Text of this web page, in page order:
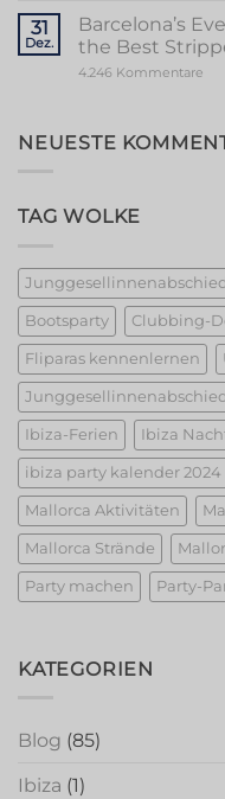
31
Dez.
Barcelona’s
the Best
4.246 Kommentare
the
NEUESTE
TAG WOLKE
Bootsparty Clubbing-
Fliparas kennenlernen
Ibiza-Ferien Ibiza
ibiza party kalender 2024
Mallorca Aktivitäten
Mallorca Strände
Party machen Party-
KATEGORIEN
Blog (85)
Ibiza (1)